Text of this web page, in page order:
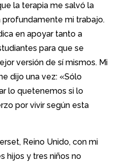
la terapia me salvó la
profundamente mi trabajo.
en apoyar tanto a
para que se
versión de sí mismos. Mi
dijo una vez: «Sólo
lo quetenemos si lo
por vivir según esta
Reino Unido, con mi
hijos y tres niños no